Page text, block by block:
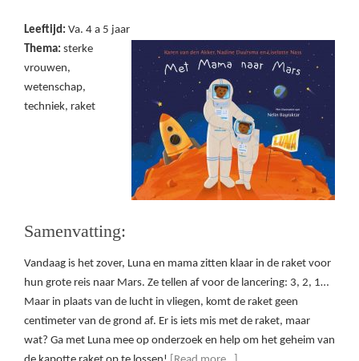
Leeftijd: Va. 4 a 5 jaar
Thema: sterke
vrouwen,
wetenschap,
techniek, raket
Samenvatting:
Vandaag is het zover, Luna en mama zitten klaar in de raket voor
hun grote reis naar Mars. Ze tellen af voor de lancering: 3, 2, 1…
Maar in plaats van de lucht in vliegen, komt de raket geen
centimeter van de grond af. Er is iets mis met de raket, maar
wat? Ga met Luna mee op onderzoek en help om het geheim van